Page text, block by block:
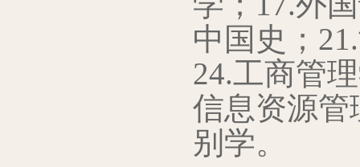
中国史；
24.工商管
信息资源管
别学。